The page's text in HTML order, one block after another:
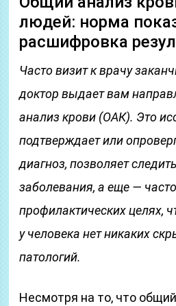
людей: норма
расшифровка
Часто визит к врачу
доктор выдает вам
анализ крови (ОАК). Это
подтверждает или
диагноз, позволяет
заболевания, а еще —
профилактических целях,
у человека нет никаких
патологий.
Несмотря на то, что